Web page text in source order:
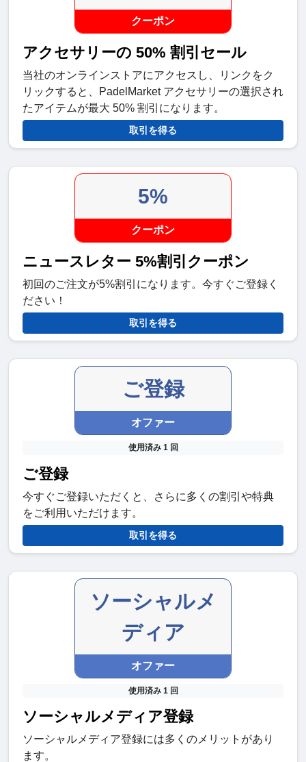
クーポン
アクセサリーの 50% 割引セール
当社のオンラインストアにアクセスし、リンクをク
リックすると、PadelMarket アクセサリーの選択され
たアイテムが最大 50% 割引になります。
取引を得る
5%
クーポン
ニュースレター 5%割引クーポン
初回のご注文が5%割引になります。今すぐご登録く
ださい！
取引を得る
ご登録
オファー
使用済み 1 回
ご登録
今すぐご登録いただくと、さらに多くの割引や特典
をご利用いただけます。
取引を得る
ソーシャルメ
ディア
オファー
使用済み 1 回
ソーシャルメディア登録
ソーシャルメディア登録には多くのメリットがあり
ます。